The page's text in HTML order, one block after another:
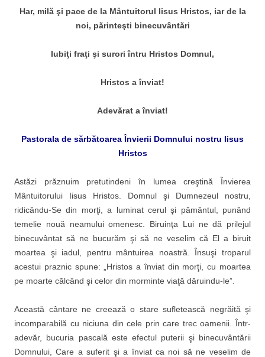
Har, milă şi pace de la Mântuitorul Iisus Hristos, iar de la
noi, părinteşti binecuvântări
Iubiţi fraţi şi surori întru Hristos Domnul,
Hristos a înviat!
Adevărat a înviat!
Pastorala de sărbătoarea Învierii Domnului nostru Iisus
Hristos
Astăzi prăznuim pretutindeni în lumea creştină Învierea
Mântuitorului Iisus Hristos. Domnul şi Dumnezeul nostru,
ridicându-Se din morţi, a luminat cerul şi pământul, punând
temelie nouă neamului omenesc. Biruinţa Lui ne dă prilejul
binecuvântat să ne bucurăm şi să ne veselim că El a biruit
moartea şi iadul, pentru mântuirea noastră. Însuşi troparul
acestui praznic spune: „Hristos a înviat din morţi, cu moartea
pe moarte călcând şi celor din morminte viaţă dăruindu-le”.
Această cântare ne creează o stare sufletească negrăită şi
incomparabilă cu niciuna din cele prin care trec oamenii. Într-
adevăr, bucuria pascală este efectul puterii şi binecuvântării
Domnului, Care a suferit şi a înviat ca noi să ne veselim de